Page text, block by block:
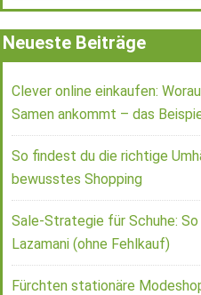
Neueste Beiträge
Clever online einkaufen:
Samen ankommt – das
So findest du die richtige
bewusstes Shopping
Sale-Strategie für Schuhe:
Lazamani (ohne Fehlkauf)
Fürchten stationäre